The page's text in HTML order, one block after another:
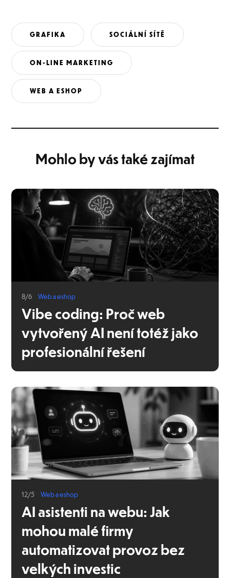
GRAFIKA SOCIÁLNÍ SÍTĚ
ON-LINE MARKETING
WEB A ESHOP
Mohlo by vás také zajímat
8/6 Web a eshop
Vibe coding: Proč web
vytvořený AI není totéž jako
profesionální řešení
12/5 Web a eshop
AI asistenti na webu: Jak
mohou malé firmy
automatizovat provoz bez
velkých investic